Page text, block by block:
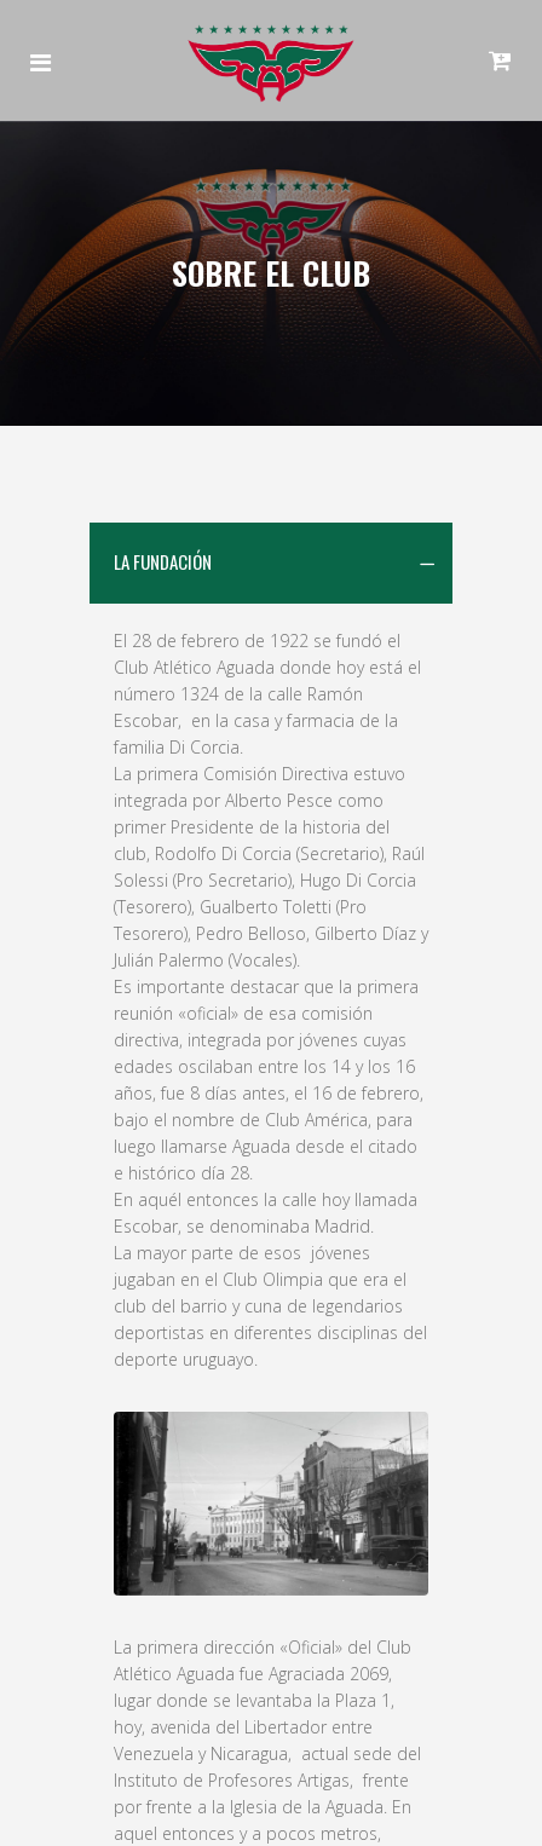
SOBRE EL CLUB
LA FUNDACIÓN
El 28 de febrero de 1922 se fundó el
Club Atlético Aguada donde hoy está el
número 1324 de la calle Ramón
Escobar, en la casa y farmacia de la
familia Di Corcia.
La primera Comisión Directiva estuvo
integrada por Alberto Pesce como
primer Presidente de la historia del
club, Rodolfo Di Corcia (Secretario), Raúl
Solessi (Pro Secretario), Hugo Di Corcia
(Tesorero), Gualberto Toletti (Pro
Tesorero), Pedro Belloso, Gilberto Díaz y
Julián Palermo (Vocales).
Es importante destacar que la primera
reunión «oficial» de esa comisión
directiva, integrada por jóvenes cuyas
edades oscilaban entre los 14 y los 16
años, fue 8 días antes, el 16 de febrero,
bajo el nombre de Club América, para
luego llamarse Aguada desde el citado
e histórico día 28.
En aquél entonces la calle hoy llamada
Escobar, se denominaba Madrid.
La mayor parte de esos jóvenes
jugaban en el Club Olimpia que era el
club del barrio y cuna de legendarios
deportistas en diferentes disciplinas del
deporte uruguayo.
La primera dirección «Oficial» del Club
Atlético Aguada fue Agraciada 2069,
lugar donde se levantaba la Plaza 1,
hoy, avenida del Libertador entre
Venezuela y Nicaragua, actual sede del
Instituto de Profesores Artigas, frente
por frente a la Iglesia de la Aguada. En
aquel entonces y a pocos metros,